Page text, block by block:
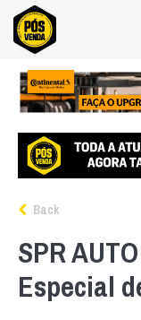
Back
SPR
Especial